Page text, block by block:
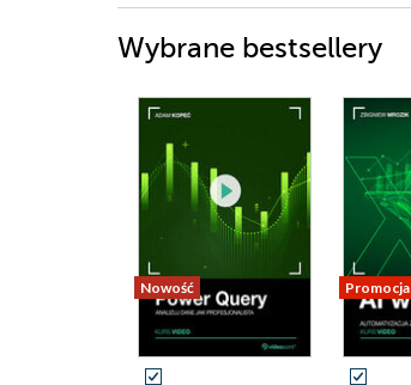
Wybrane bestsellery
Nowość Promocja